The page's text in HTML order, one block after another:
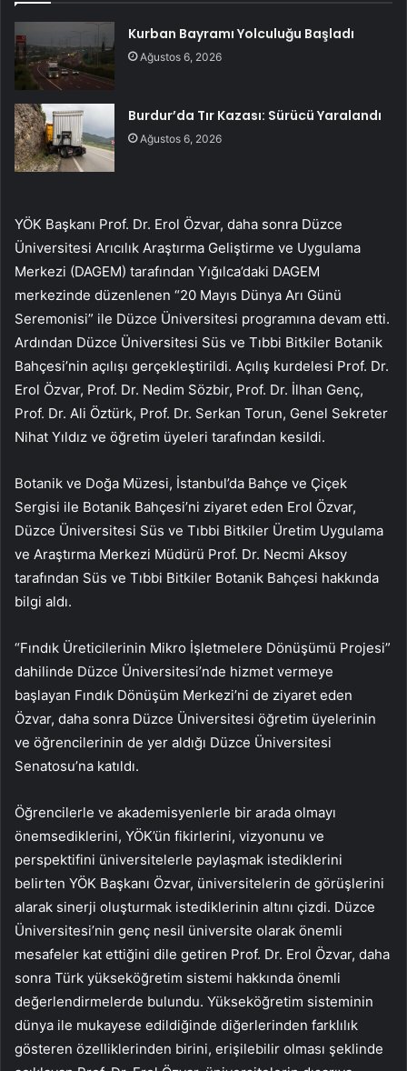
Kurban Bayramı Yolculuğu Başladı
Ağustos 6, 2026
Burdur’da Tır Kazası: Sürücü Yaralandı
Ağustos 6, 2026
YÖK Başkanı Prof. Dr. Erol Özvar, daha sonra Düzce
Üniversitesi Arıcılık Araştırma Geliştirme ve Uygulama
Merkezi (DAGEM) tarafından Yığılca’daki DAGEM
merkezinde düzenlenen “20 Mayıs Dünya Arı Günü
Seremonisi” ile Düzce Üniversitesi programına devam etti.
Ardından Düzce Üniversitesi Süs ve Tıbbi Bitkiler Botanik
Bahçesi’nin açılışı gerçekleştirildi. Açılış kurdelesi Prof. Dr.
Erol Özvar, Prof. Dr. Nedim Sözbir, Prof. Dr. İlhan Genç,
Prof. Dr. Ali Öztürk, Prof. Dr. Serkan Torun, Genel Sekreter
Nihat Yıldız ve öğretim üyeleri tarafından kesildi.
Botanik ve Doğa Müzesi, İstanbul’da Bahçe ve Çiçek
Sergisi ile Botanik Bahçesi’ni ziyaret eden Erol Özvar,
Düzce Üniversitesi Süs ve Tıbbi Bitkiler Üretim Uygulama
ve Araştırma Merkezi Müdürü Prof. Dr. Necmi Aksoy
tarafından Süs ve Tıbbi Bitkiler Botanik Bahçesi hakkında
bilgi aldı.
“Fındık Üreticilerinin Mikro İşletmelere Dönüşümü Projesi”
dahilinde Düzce Üniversitesi’nde hizmet vermeye
başlayan Fındık Dönüşüm Merkezi’ni de ziyaret eden
Özvar, daha sonra Düzce Üniversitesi öğretim üyelerinin
ve öğrencilerinin de yer aldığı Düzce Üniversitesi
Senatosu’na katıldı.
Öğrencilerle ve akademisyenlerle bir arada olmayı
önemsediklerini, YÖK’ün fikirlerini, vizyonunu ve
perspektifini üniversitelerle paylaşmak istediklerini
belirten YÖK Başkanı Özvar, üniversitelerin de görüşlerini
alarak sinerji oluşturmak istediklerinin altını çizdi. Düzce
Üniversitesi’nin genç nesil üniversite olarak önemli
mesafeler kat ettiğini dile getiren Prof. Dr. Erol Özvar, daha
sonra Türk yükseköğretim sistemi hakkında önemli
değerlendirmelerde bulundu. Yükseköğretim sisteminin
dünya ile mukayese edildiğinde diğerlerinden farklılık
gösteren özelliklerinden birini, erişilebilir olması şeklinde